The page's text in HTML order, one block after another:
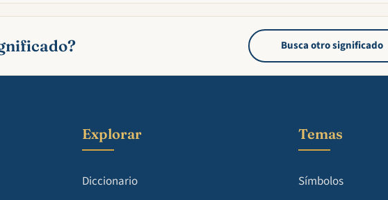
Busca otro significado
Explorar
Diccionario
Temas
Símbolos